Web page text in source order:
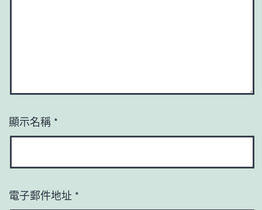
顯示名稱 *
電子郵件地址 *